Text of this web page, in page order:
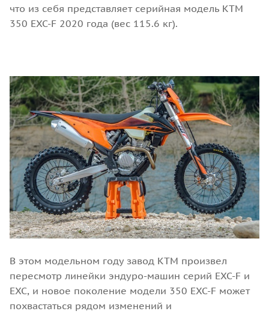
что из себя представляет серийная модель КТМ
350 EXC-F 2020 года (вес 115.6 кг).
В этом модельном году завод КТМ произвел
пересмотр линейки эндуро-машин серий EXC-F и
EXC, и новое поколение модели 350 EXC-F может
похвастаться рядом изменений и